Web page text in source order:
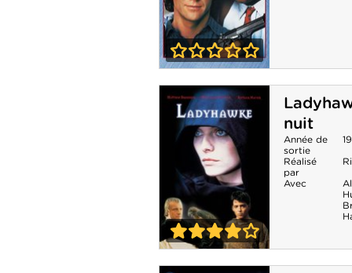
L'Arme fatale 2
nuit
Ladyhawke, la
Année de
sortie
Réalisé
par
Avec